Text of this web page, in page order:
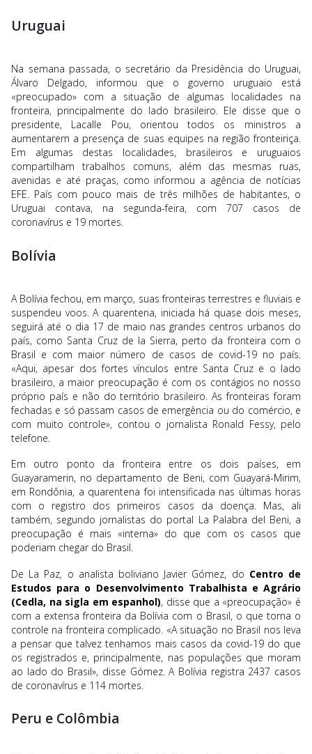
Uruguai
Na semana passada, o secretário da Presidência do Uruguai,
Álvaro Delgado, informou que o governo uruguaio está
«preocupado» com a situação de algumas localidades na
fronteira, principalmente do lado brasileiro. Ele disse que o
presidente, Lacalle Pou, orientou todos os ministros a
aumentarem a presença de suas equipes na região fronteiriça.
Em algumas destas localidades, brasileiros e uruguaios
compartilham trabalhos comuns, além das mesmas ruas,
avenidas e até praças, como informou a agência de notícias
EFE. País com pouco mais de três milhões de habitantes, o
Uruguai contava, na segunda-feira, com 707 casos de
coronavírus e 19 mortes.
Bolívia
A Bolívia fechou, em março, suas fronteiras terrestres e fluviais e
suspendeu voos. A quarentena, iniciada há quase dois meses,
seguirá até o dia 17 de maio nas grandes centros urbanos do
país, como Santa Cruz de la Sierra, perto da fronteira com o
Brasil e com maior número de casos de covid-19 no país.
«Aqui, apesar dos fortes vínculos entre Santa Cruz e o lado
brasileiro, a maior preocupação é com os contágios no nosso
próprio país e não do território brasileiro. As fronteiras foram
fechadas e só passam casos de emergência ou do comércio, e
com muito controle», contou o jornalista Ronald Fessy, pelo
telefone.
Em outro ponto da fronteira entre os dois países, em
Guayaramerin, no departamento de Beni, com Guayará-Mirim,
em Rondônia, a quarentena foi intensificada nas últimas horas
com o registro dos primeiros casos da doença. Mas, ali
também, segundo jornalistas do portal La Palabra del Beni, a
preocupação é mais «interna» do que com os casos que
poderiam chegar do Brasil.
De La Paz, o analista boliviano Javier Gómez, do Centro de
Estudos para o Desenvolvimento Trabalhista e Agrário
(Cedla, na sigla em espanhol), disse que a «preocupação» é
com a extensa fronteira da Bolívia com o Brasil, o que torna o
controle na fronteira complicado. «A situação no Brasil nos leva
a pensar que talvez tenhamos mais casos da covid-19 do que
os registrados e, principalmente, nas populações que moram
ao lado do Brasil», disse Gómez. A Bolívia registra 2437 casos
de coronavírus e 114 mortes.
Peru e Colômbia